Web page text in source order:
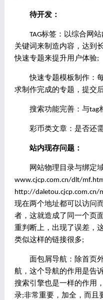
待开发：
TAG标签：以综合网站
关键词来制造内容，达到
快速专题来提升用户体验;
快速专题模板制作：每
求制作完成的专题，提交
搜索功能完善：与tag
彩币类文章：是否还需
站内现存问题：
网站物理目录与绑定域
www.cjcp.com.cn/dlt/
http://daletou.cjcp.com.cn/
现在两个地址都可以访问
者，这就造成了同一个页
重判断上，出现了误差，
类似这样的链接很多;
面包屑导航：除首页外
航，这个导航的作用是告
搜索引擎也是一样的作用
录;非常重要，加全，而且